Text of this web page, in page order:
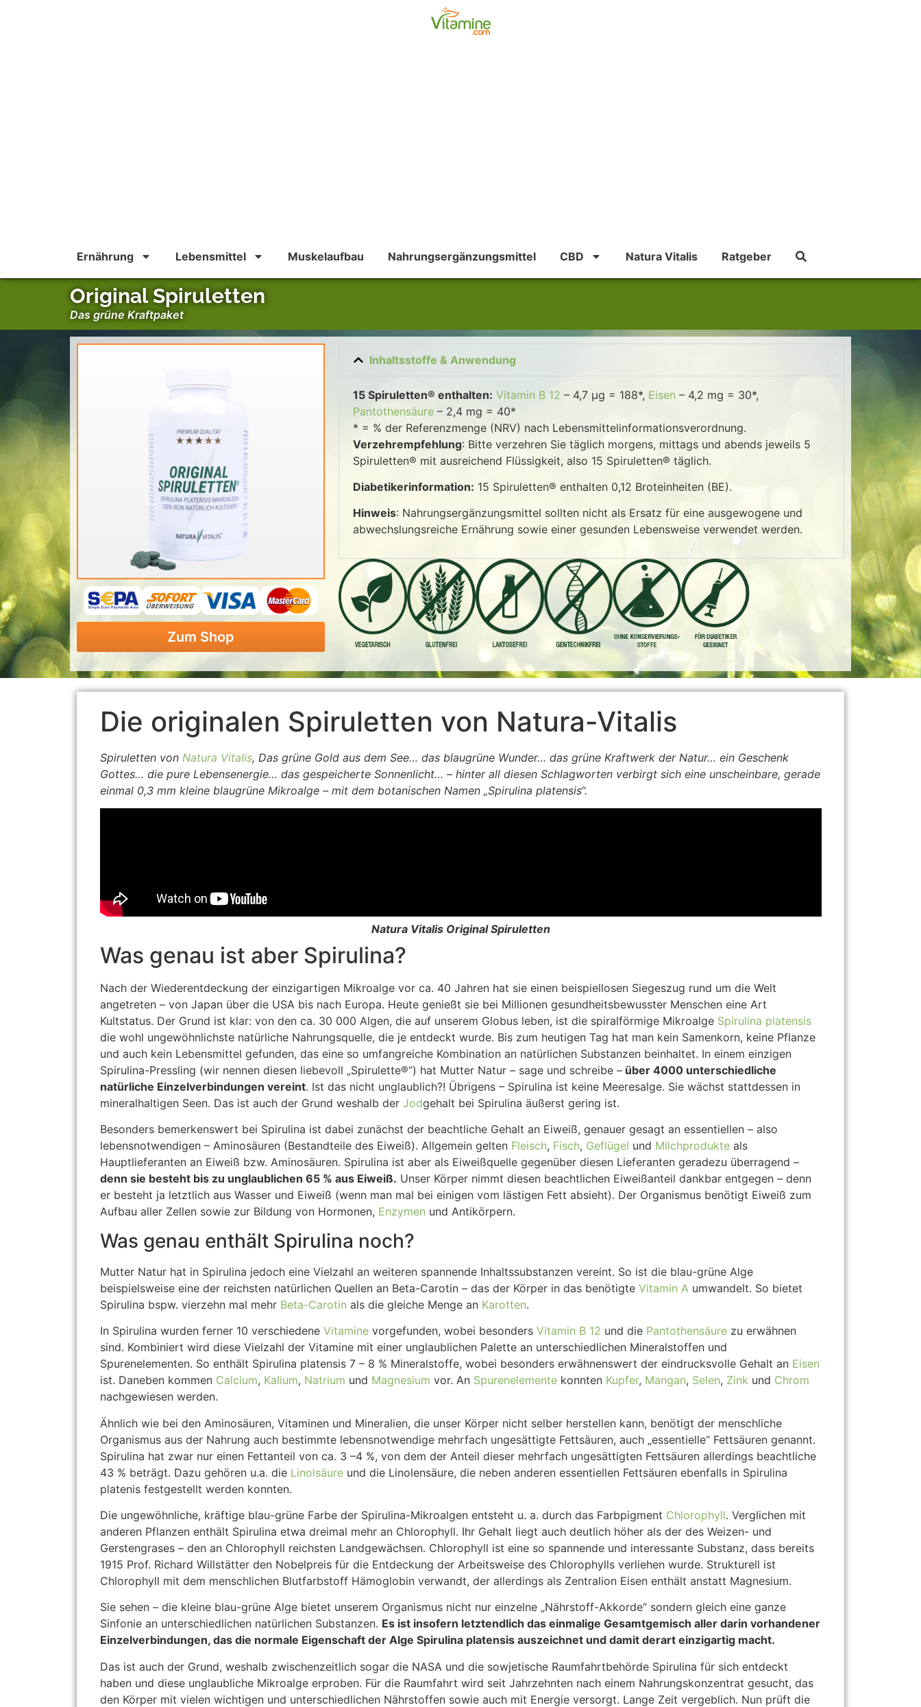
Ernährung Lebensmittel Muskelaufbau Nahrungsergänzungsmittel CBD Natura Vitalis Ratgeber
Original Spiruletten
Das grüne Kraftpaket
Zum Shop
Inhaltsstoffe & Anwendung
15 Spiruletten® enthalten: Vitamin B 12 – 4,7 µg = 188*, Eisen – 4,2 mg = 30*,
Pantothensäure – 2,4 mg = 40*
* = % der Referenzmenge (NRV) nach Lebensmittelinformationsverordnung.
Verzehrempfehlung: Bitte verzehren Sie täglich morgens, mittags und abends jeweils 5
Spiruletten® mit ausreichend Flüssigkeit, also 15 Spiruletten® täglich.
Diabetikerinformation: 15 Spiruletten® enthalten 0,12 Broteinheiten (BE).
Hinweis: Nahrungsergänzungsmittel sollten nicht als Ersatz für eine ausgewogene und
abwechslungsreiche Ernährung sowie einer gesunden Lebensweise verwendet werden.
Die originalen Spiruletten von Natura-Vitalis
Spiruletten von Natura Vitalis, Das grüne Gold aus dem See… das blaugrüne Wunder… das grüne Kraftwerk der Natur… ein Geschenk
Gottes… die pure Lebensenergie… das gespeicherte Sonnenlicht… – hinter all diesen Schlagworten verbirgt sich eine unscheinbare, gerade
einmal 0,3 mm kleine blaugrüne Mikroalge – mit dem botanischen Namen „Spirulina platensis“.
Natura Vitalis Original Spiruletten
Was genau ist aber Spirulina?
Nach der Wiederentdeckung der einzigartigen Mikroalge vor ca. 40 Jahren hat sie einen beispiellosen Siegeszug rund um die Welt
angetreten – von Japan über die USA bis nach Europa. Heute genießt sie bei Millionen gesundheitsbewusster Menschen eine Art
Kultstatus. Der Grund ist klar: von den ca. 30 000 Algen, die auf unserem Globus leben, ist die spiralförmige Mikroalge Spirulina platensis
die wohl ungewöhnlichste natürliche Nahrungsquelle, die je entdeckt wurde. Bis zum heutigen Tag hat man kein Samenkorn, keine Pflanze
und auch kein Lebensmittel gefunden, das eine so umfangreiche Kombination an natürlichen Substanzen beinhaltet. In einem einzigen
Spirulina-Pressling (wir nennen diesen liebevoll „Spirulette®“) hat Mutter Natur – sage und schreibe –über 4000 unterschiedliche
natürliche Einzelverbindungen vereint. Ist das nicht unglaublich?! Übrigens – Spirulina ist keine Meeresalge. Sie wächst stattdessen in
mineralhaltigen Seen. Das ist auch der Grund weshalb der Jodgehalt bei Spirulina äußerst gering ist.
Besonders bemerkenswert bei Spirulina ist dabei zunächst der beachtliche Gehalt an Eiweiß, genauer gesagt an essentiellen – also
lebensnotwendigen – Aminosäuren (Bestandteile des Eiweiß). Allgemein gelten Fleisch, Fisch, Geflügel und Milchprodukteals
Hauptlieferanten an Eiweiß bzw. Aminosäuren. Spirulina ist aber als Eiweißquelle gegenüber diesen Lieferanten geradezu überragend –
denn sie besteht bis zu unglaublichen 65 % aus Eiweiß. Unser Körper nimmt diesen beachtlichen Eiweißanteil dankbar entgegen – denn
er besteht ja letztlich aus Wasser und Eiweiß (wenn man mal bei einigen vom lästigen Fett absieht). Der Organismus benötigt Eiweiß zum
Aufbau aller Zellen sowie zur Bildung von Hormonen, Enzymen und Antikörpern.
Was genau enthält Spirulina noch?
Mutter Natur hat in Spirulina jedoch eine Vielzahl an weiteren spannende Inhaltssubstanzen vereint. So ist die blau-grüne Alge
beispielsweise eine der reichsten natürlichen Quellen an Beta-Carotin – das der Körper in das benötigte Vitamin A umwandelt. So bietet
Spirulina bspw. vierzehn mal mehr Beta-Carotin als die gleiche Menge an Karotten.
In Spirulina wurden ferner 10 verschiedene Vitaminevorgefunden, wobei besonders Vitamin B 12 und die Pantothensäurezu erwähnen
sind. Kombiniert wird diese Vielzahl der Vitamine mit einer unglaublichen Palette an unterschiedlichen Mineralstoffen und
Spurenelementen. So enthält Spirulina platensis 7 – 8 % Mineralstoffe, wobei besonders erwähnenswert der eindrucksvolle Gehalt an Eisen
ist. Daneben kommen Calcium, Kalium, Natrium und Magnesium vor. An Spurenelementekonnten Kupfer, Mangan, Selen, Zink und Chrom
nachgewiesen werden.
Ähnlich wie bei den Aminosäuren, Vitaminen und Mineralien, die unser Körper nicht selber herstellen kann, benötigt der menschliche
Organismus aus der Nahrung auch bestimmte lebensnotwendige mehrfach ungesättigte Fettsäuren, auch „essentielle“ Fettsäuren genannt.
Spirulina hat zwar nur einen Fettanteil von ca. 3 –4 %, von dem der Anteil dieser mehrfach ungesättigten Fettsäuren allerdings beachtliche
43 % beträgt. Dazu gehören u.a. die Linolsäureund die Linolensäure, die neben anderen essentiellen Fettsäuren ebenfalls in Spirulina
platenis festgestellt werden konnten.
Die ungewöhnliche, kräftige blau-grüne Farbe der Spirulina-Mikroalgen entsteht u. a. durch das Farbpigment Chlorophyll. Verglichen mit
anderen Pflanzen enthält Spirulina etwa dreimal mehr an Chlorophyll. Ihr Gehalt liegt auch deutlich höher als der des Weizen- und
Gerstengrases – den an Chlorophyll reichsten Landgewächsen. Chlorophyll ist eine so spannende und interessante Substanz, dass bereits
1915 Prof. Richard Willstätter den Nobelpreis für die Entdeckung der Arbeitsweise des Chlorophylls verliehen wurde. Strukturell ist
Chlorophyll mit dem menschlichen Blutfarbstoff Hämoglobin verwandt, der allerdings als Zentralion Eisen enthält anstatt Magnesium.
Sie sehen – die kleine blau-grüne Alge bietet unserem Organismus nicht nur einzelne „Nährstoff-Akkorde“ sondern gleich eine ganze
Sinfonie an unterschiedlichen natürlichen Substanzen. Es ist insofern letztendlich das einmalige Gesamtgemisch aller darin vorhandener
Einzelverbindungen, das die normale Eigenschaft der Alge Spirulina platensis auszeichnet und damit derart einzigartig macht.
Das ist auch der Grund, weshalb zwischenzeitlich sogar die NASA und die sowjetische Raumfahrtbehörde Spirulina für sich entdeckt
haben und diese unglaubliche Mikroalge erproben. Für die Raumfahrt wird seit Jahrzehnten nach einem Nahrungskonzentrat gesucht, das
den Körper mit vielen wichtigen und unterschiedlichen Nährstoffen sowie auch mit Energie versorgt. Lange Zeit vergeblich. Nun prüft die